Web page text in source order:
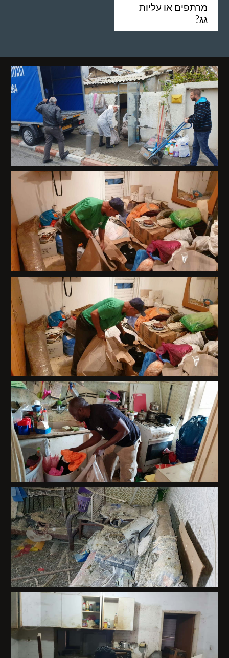
מרתפים או עליות
גג?